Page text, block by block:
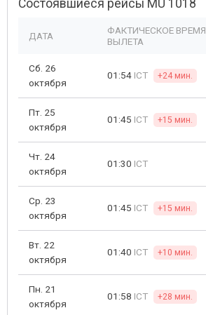
Состоявшиеся рейсы MU 1018
ДАТА
ФАКТИЧЕСКОЕ ВРЕМЯ
ВЫЛЕТА
Сб. 26
октября
01:54 ICT +24 мин.
Пт. 25
октября
01:45 ICT +15 мин.
Чт. 24
октября
01:30 ICT
Ср. 23
октября
01:45 ICT +15 мин.
Вт. 22
октября
01:40 ICT +10 мин.
Пн. 21
октября
01:58 ICT +28 мин.